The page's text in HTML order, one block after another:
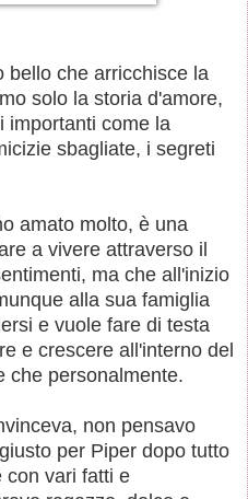
bello che arricchisce la
solo la storia d'amore,
importanti come la
sbagliate, i segreti
amato molto, è una
a vivere attraverso il
ma che all'inizio
alla sua famiglia
e vuole fare di testa
e crescere all'interno del
che personalmente.
non pensavo
per Piper dopo tutto
con vari fatti e